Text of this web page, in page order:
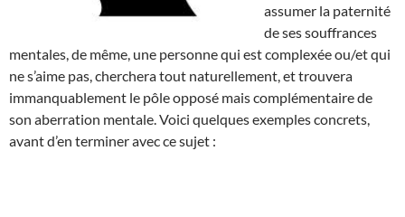
assumer la paternité
de ses souffrances
mentales, de même, une personne qui est complexée ou/et qui
ne s’aime pas, cherchera tout naturellement, et trouvera
immanquablement le pôle opposé mais complémentaire de
son aberration mentale. Voici quelques exemples concrets,
avant d’en terminer avec ce sujet :